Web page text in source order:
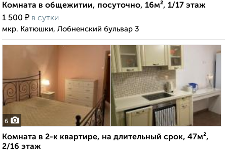
Комната в общежитии, посуточно, 16м², 1/17 этаж
1 500 ₽ в сутки
мкр. Катюшки, Лобненский бульвар 3
6
Комната в 2-к квартире, на длительный срок, 47м²,
2/16 этаж